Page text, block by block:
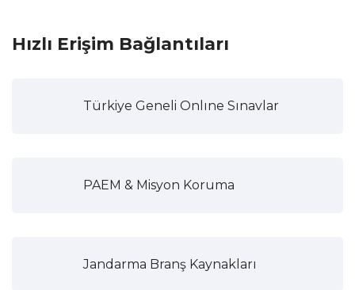
Hızlı Erişim Bağlantıları
Türkiye Geneli Onlıne Sınavlar
PAEM & Misyon Koruma
Jandarma Branş Kaynakları